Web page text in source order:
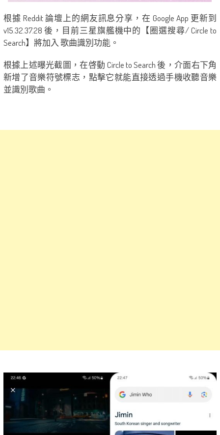
根據 Reddit 論壇上的網友訊息分享，在 Google App 更新到
v15.32.37.28 後，目前三星旗艦機中的【圈選搜尋/ Circle to
Search】將加入 歌曲識別功能。
根據上述曝光截圖，在啓動 Circle to Search 後，介面右下角
新增了音樂符號標志，點擊它就能直接透過手機收聽音樂
並識別歌曲。